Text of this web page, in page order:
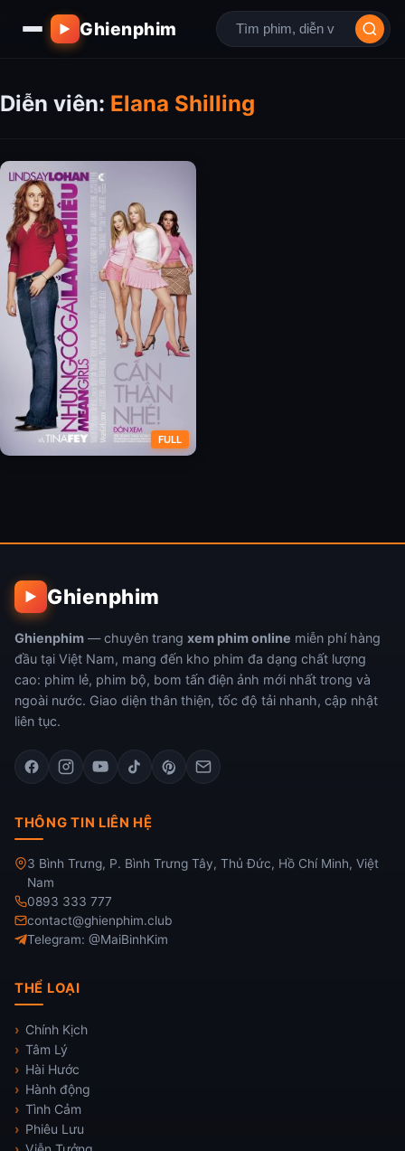
▶ Ghienphim
Diễn viên: Elana Shilling
FULL
▶ Ghienphim
Ghienphim — chuyên trang xem phim online miễn phí hàng
đầu tại Việt Nam, mang đến kho phim đa dạng chất lượng
cao: phim lẻ, phim bộ, bom tấn điện ảnh mới nhất trong và
ngoài nước. Giao diện thân thiện, tốc độ tải nhanh, cập nhật
liên tục.
THÔNG TIN LIÊN HỆ
3 Bình Trưng, P. Bình Trưng Tây, Thủ Đức, Hồ Chí Minh, Việt
Nam
0893 333 777
contact@ghienphim.club
Telegram: @MaiBinhKim
THỂ LOẠI
Chính Kịch
Tâm Lý
Hài Hước
Hành động
Tình Cảm
Phiêu Lưu